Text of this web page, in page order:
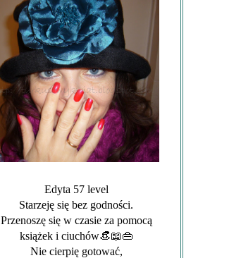
Edyta 57 level
Starzeję się bez godności.
Przenoszę się w czasie za pomocą
książek i ciuchów👒📖👜
Nie cierpię gotować,